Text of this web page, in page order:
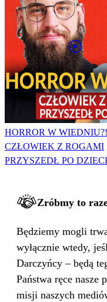
HORROR W WIEDNIU?!
CZŁOWIEK Z ROGAMI
PRZYSZEDŁ PO
Zróbmy to
Będziemy mogli
wyłącznie wtedy,
Darczyńcy – będą
Państwa ręce nasze
misji naszych